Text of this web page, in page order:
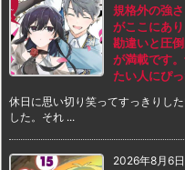
規格外の強
がここにあ
勘違いと圧
が満載です
たい人にぴっ
休日に思い切り笑ってすっきりし
した。それ ...
2026年8月6日